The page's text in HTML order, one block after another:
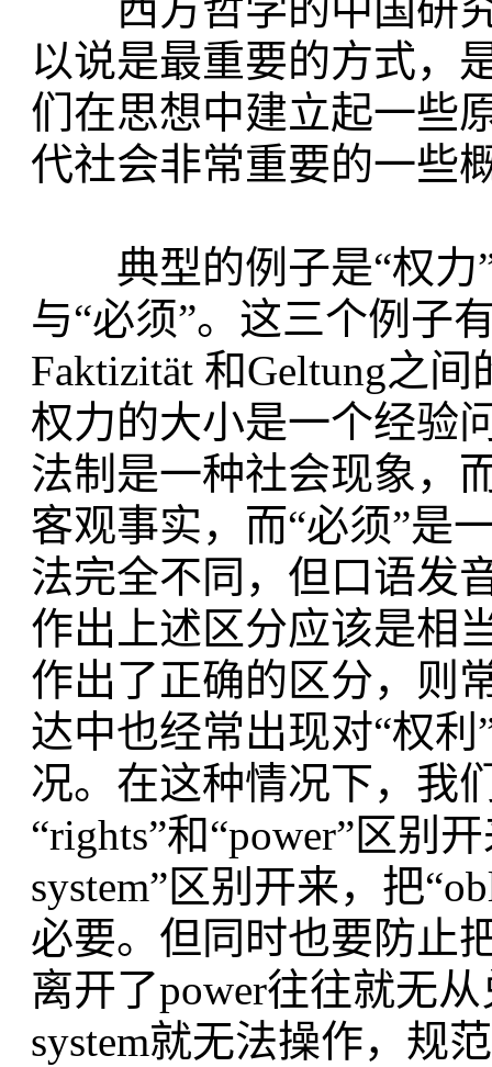
西方哲学的中国研究
以说是最重要的方式，
们在思想中建立起一些
代社会非常重要的一些
典型的例子是“权力”
与“必须”。这三个例子
Faktizität 和Geltung之
权力的大小是一个经验
法制是一种社会现象，
客观事实，而“必须”是
法完全不同，但口语发
作出上述区分应该是相
作出了正确的区分，则
达中也经常出现对“权
况。在这种情况下，我
“rights”和“power”区别
system”区别开来，把
必要。但同时也要防止
离开了power往往就无
system就无法操作，规